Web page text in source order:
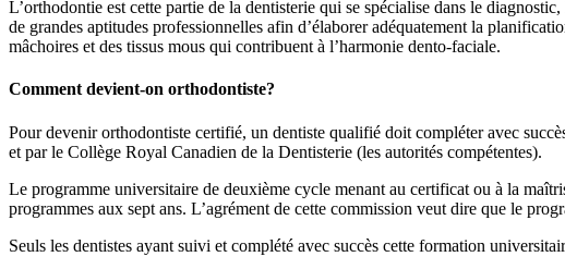
L’orthodontie est cette partie de la dentisterie qui se spécialise dans le
de grandes aptitudes professionnelles afin d’élaborer adéquatement la
mâchoires et des tissus mous qui contribuent à l’harmonie dento-faciale.
Comment devient-on orthodontiste?
Pour devenir orthodontiste certifié, un dentiste qualifié doit compléter avec
et par le Collège Royal Canadien de la Dentisterie (les autorités compétentes).
Le programme universitaire de deuxième cycle menant au certificat ou à la
programmes aux sept ans. L’agrément de cette commission veut dire que le
Seuls les dentistes ayant suivi et complété avec succès cette formation